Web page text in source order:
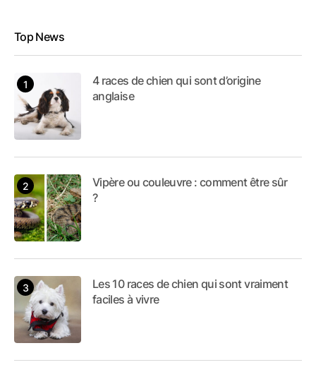
Top News
4 races de chien qui sont d’origine
anglaise
Vipère ou couleuvre : comment être sûr
?
Les 10 races de chien qui sont vraiment
faciles à vivre